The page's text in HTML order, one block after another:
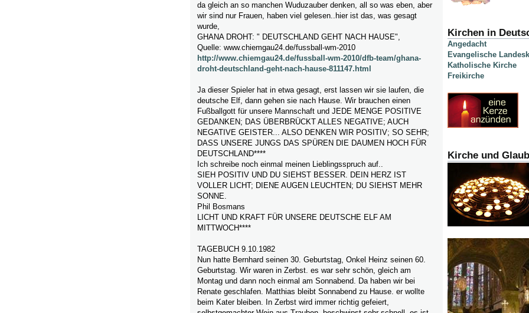
da gleich an so manchen Wuduzauber denken, all so was eben, aber
wir sind nur Frauen, haben viel gelesen..hier ist das, was gesagt
wurde,
GHANA DROHT: " DEUTSCHLAND GEHT NACH HAUSE",
Quelle: www.chiemgau24.de/fussball-wm-2010
http://www.chiemgau24.de/fussball-wm-2010/dfb-team/ghana-
droht-deutschland-geht-nach-hause-811147.html
Ja dieser Spieler hat in etwa gesagt, erst lassen wir sie laufen, die
deutsche Elf, dann gehen sie nach Hause. Wir brauchen einen
Fußballgott für unsere Mannschaft und JEDE MENGE POSITIVE
GEDANKEN; DAS ÜBERBRÜCKT ALLES NEGATIVE; AUCH
NEGATIVE GEISTER... ALSO DENKEN WIR POSITIV; SO SEHR;
DASS UNSERE JUNGS DAS SPÜREN DIE DAUMEN HOCH FÜR
DEUTSCHLAND****
Ich schreibe noch einmal meinen Lieblingsspruch auf..
SIEH POSITIV UND DU SIEHST BESSER. DEIN HERZ IST
VOLLER LICHT; DIENE AUGEN LEUCHTEN; DU SIEHST MEHR
SONNE.
Phil Bosmans
LICHT UND KRAFT FÜR UNSERE DEUTSCHE ELF AM
MITTWOCH****
TAGEBUCH 9.10.1982
Nun hatte Bernhard seinen 30. Geburtstag, Onkel Heinz seinen 60.
Geburtstag. Wir waren in Zerbst. es war sehr schön, gleich am
Montag und dann noch einmal am Sonnabend. Da haben wir bei
Renate geschlafen. Matthias bleibt Sonnabend zu Hause. er wollte
beim Kater bleiben. In Zerbst wird immer richtig gefeiert,
Kirchen in
Angedacht
Evangelische
Katholische Kirche
Freikirche
Kirche und